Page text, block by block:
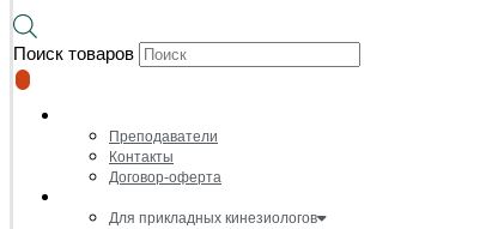
Поиск товаров
Преподаватели
Контакты
Договор-оферта
Для прикладных кинезиологов